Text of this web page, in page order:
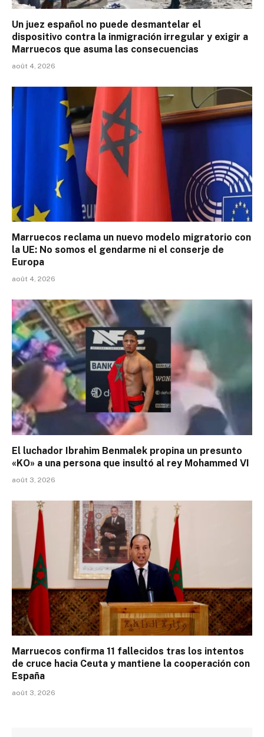
Un juez español no puede desmantelar el
dispositivo contra la inmigración irregular y exigir a
Marruecos que asuma las consecuencias
août 4, 2026
Marruecos reclama un nuevo modelo migratorio con
la UE: No somos el gendarme ni el conserje de
Europa
août 4, 2026
El luchador Ibrahim Benmalek propina un presunto
«KO» a una persona que insultó al rey Mohammed VI
août 3, 2026
Marruecos confirma 11 fallecidos tras los intentos
de cruce hacia Ceuta y mantiene la cooperación con
España
août 3, 2026